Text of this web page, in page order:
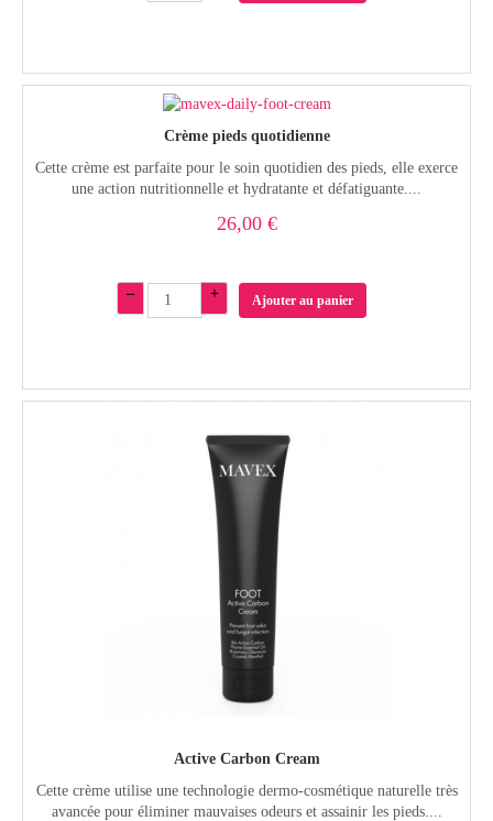
Crème pieds quotidienne
Cette crème est parfaite pour le soin quotidien des pieds, elle exerce
une action nutritionnelle et hydratante et défatiguante....
26,00 €
– + Ajouter au panier
Active Carbon Cream
Cette crème utilise une technologie dermo-cosmétique naturelle très
avancée pour éliminer mauvaises odeurs et assainir les pieds....